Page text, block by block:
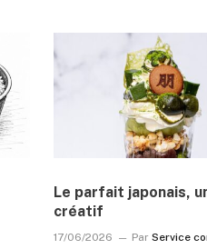
Le parfait japonais,
créatif
17/06/2026 Par Service